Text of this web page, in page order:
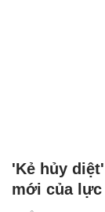
'Kẻ hủy
mới của